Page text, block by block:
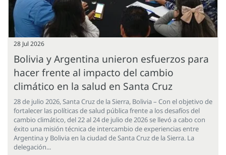
28 Jul 2026
Bolivia y Argentina unieron esfuerzos para
hacer frente al impacto del cambio
climático en la salud en Santa Cruz
28 de julio 2026, Santa Cruz de la Sierra, Bolivia – Con el objetivo de
fortalecer las políticas de salud pública frente a los desafíos del
cambio climático, del 22 al 24 de julio de 2026 se llevó a cabo con
éxito una misión técnica de intercambio de experiencias entre
Argentina y Bolivia en la ciudad de Santa Cruz de la Sierra. La
delegación...